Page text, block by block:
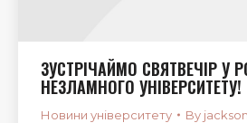
ЗУСТРІЧАЙМО СВЯТВЕЧІР У
НЕЗЛАМНОГО УНІВЕРСИТЕТУ!
Новини університету By